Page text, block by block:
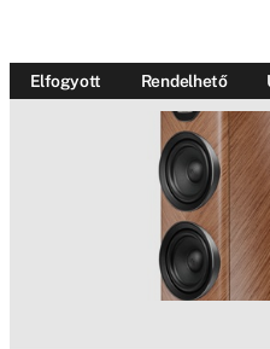
Elfogyott Rendelhető